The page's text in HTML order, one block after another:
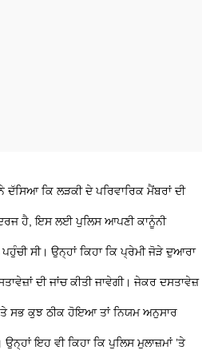
ਦੱਸਿਆ ਕਿ ਲੜਕੀ ਦੇ ਪਰਿਵਾਰਿਕ ਮੈਂਬਰਾਂ ਦੀ
ਦਰਜ ਹੈ, ਇਸ ਲਈ ਪੁਲਿਸ ਆਪਣੀ ਕਾਨੂੰਨੀ
ਸੀ। ਉਨ੍ਹਾਂ ਕਿਹਾ ਕਿ ਪ੍ਰੇਮੀ ਜੋੜੇ ਦੁਆਰਾ
ਦੀ ਜਾਂਚ ਕੀਤੀ ਜਾਵੇਗੀ। ਜੇਕਰ ਦਸਤਾਵੇਜ਼
ਸਭ ਕੁਝ ਠੀਕ ਹੋਇਆ ਤਾਂ ਨਿਯਮ ਅਨੁਸਾਰ
ਇਹ ਵੀ ਕਿਹਾ ਕਿ ਪੁਲਿਸ ਮੁਲਾਜ਼ਮਾਂ ’ਤੇ